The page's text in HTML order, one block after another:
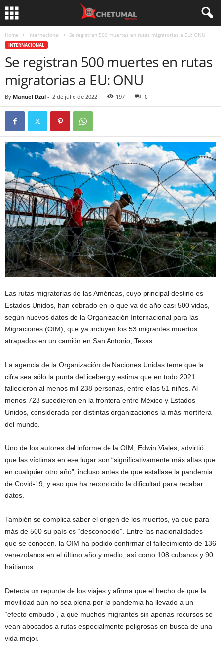
Home Internacional Se registran 500 muertes en rutas migratorias a EU: ONU
INTERNACIONAL
Se registran 500 muertes en rutas
migratorias a EU: ONU
By Manuel Dzul - 2 de julio de 2022 197 0
Las rutas migratorias de las Américas, cuyo principal destino es
Estados Unidos, han cobrado en lo que va de año casi 500 vidas,
según nuevos datos de la Organización Internacional para las
Migraciones (OIM), que ya incluyen los 53 migrantes muertos
atrapados en un camión en San Antonio, Texas.
La agencia de la Organización de Naciones Unidas teme que la
cifra sea sólo la punta del iceberg y estima que en todo 2021
fallecieron al menos mil 238 personas, entre ellas 51 niños. Al
menos 728 sucedieron en la frontera entre México y Estados
Unidos, considerada por distintas organizaciones la más mortífera
del mundo.
Uno de los autores del informe de la OIM, Edwin Viales, advirtió
que las víctimas en ese lugar son “significativamente más altas que
en cualquier otro año”, incluso antes de que estallase la pandemia
de Covid-19, y eso que ha reconocido la dificultad para recabar
datos.
También se complica saber el origen de los muertos, ya que para
más de 500 su país es “desconocido”. Entre las nacionalidades
que se conocen, la OIM ha podido confirmar el fallecimiento de 136
venezolanos en el último año y medio, así como 108 cubanos y 90
haitianos.
Detecta un repunte de los viajes y afirma que el hecho de que la
movilidad aún no sea plena por la pandemia ha llevado a un
“efecto embudo”, a que muchos migrantes sin apenas recursos se
vean abocados a rutas especialmente peligrosas en busca de una
vida mejor.